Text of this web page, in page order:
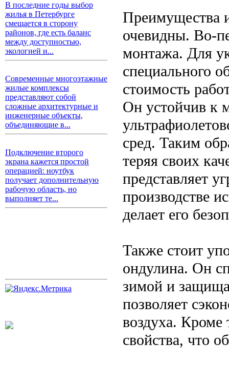
В последние годы выбор
жилья в Петербурге
смещается в сторону
районов, где есть баланс
между доступностью,
экологией и...
Современные многоэтажные
жилые комплексы
представляют собой
сложные архитектурные и
инженерные объекты,
объединяющие в...
Подключение второго
экрана кажется простой
операцией: ноутбук
получает дополнительную
рабочую область, но
выполняет те...
Преимущества
очевидны. Во-
монтажа. Для
специального
стоимость
Он устойчив к
сред. Таким
теряя своих
представляет
производстве
делает его
Также стоит
ондулина. Он
зимой и
позволяет
воздуха.
свойства, что